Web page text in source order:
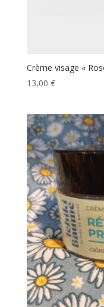
Crème visage «
13,00 €